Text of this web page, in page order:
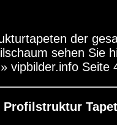
der
sehen Sie
» vipbilder.info Seite
Profilstruktur